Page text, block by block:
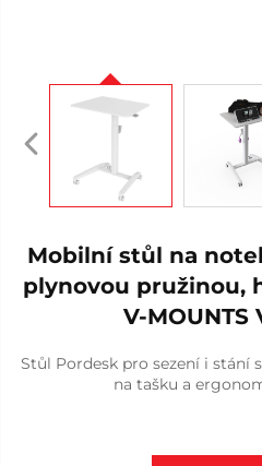
Mobilní stůl na
plynovou pružinou,
V-MOUNTS
Stůl Pordesk pro sezení i stání
na tašku a